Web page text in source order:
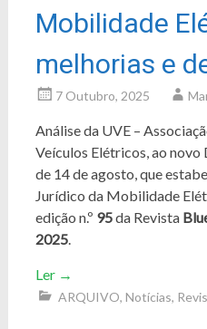
Mobilidade
melhorias e
7 Outubro, 2025
Análise da UVE –
Veículos Elétricos, ao
de 14 de agosto, que
Jurídico da Mobilidade
edição n.º 95da Revista
2025.
Ler →
ARQUIVO, Notícias,